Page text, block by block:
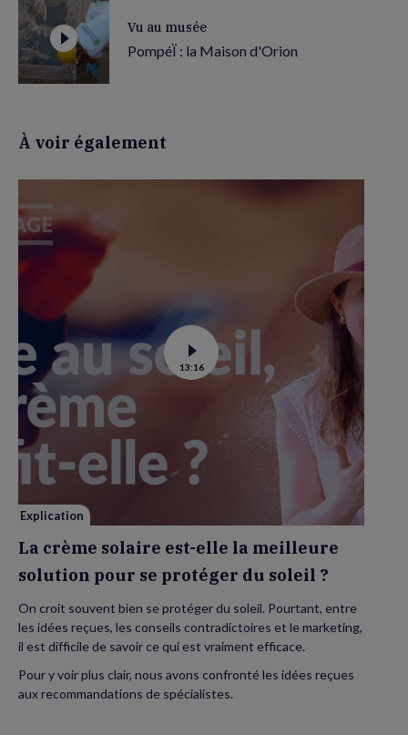
Vu au musée
PompéÏ : la Maison d'Orion
À voir également
Voir
la
vidéo
est-
elle
la
meilleure
solution
protéger
soleil
13:16
Explication
La crème solaire est-elle la meilleure
solution pour se protéger du soleil ?
On croit souvent bien se protéger du soleil. Pourtant, entre
les idées reçues, les conseils contradictoires et le marketing,
il est difficile de savoir ce qui est vraiment efficace.
Pour y voir plus clair, nous avons confronté les idées reçues
aux recommandations de spécialistes.